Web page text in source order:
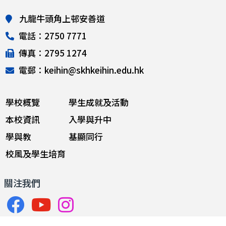
九龍牛頭角上邨安善道
電話：2750 7771
傳真：2795 1274
電郵：keihin@skhkeihin.edu.hk
學校概覽
本校資訊
學與教
校風及學生培育
學生成就及活動
入學與升中
基顯同行
關注我們